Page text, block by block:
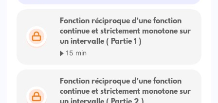
Fonction réciproque d'une fonction
continue et strictement monotone sur
un intervalle ( Partie 1 )
15 min
Fonction réciproque d'une fonction
continue et strictement monotone sur